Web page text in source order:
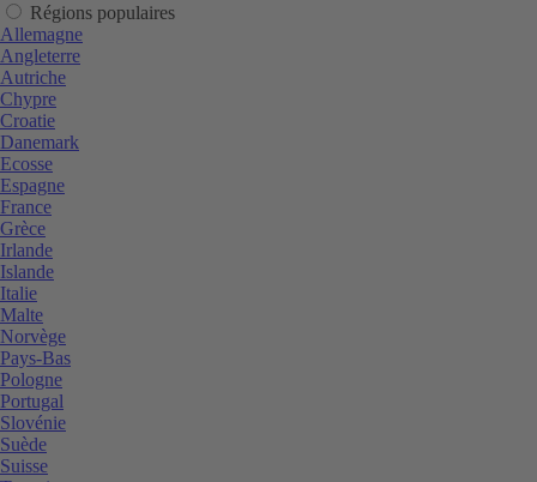
Régions populaires
Allemagne
Angleterre
Autriche
Chypre
Croatie
Danemark
Ecosse
Espagne
France
Grèce
Irlande
Islande
Italie
Malte
Norvège
Pays-Bas
Pologne
Portugal
Slovénie
Suède
Suisse